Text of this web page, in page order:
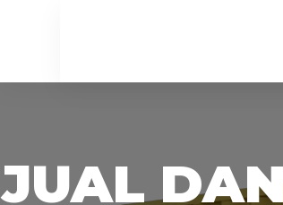
JUAL